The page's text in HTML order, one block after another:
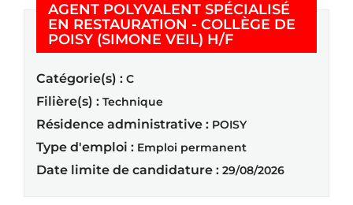
AGENT POLYVALENT SPÉCIALISÉ
EN RESTAURATION - COLLÈGE DE
POISY (SIMONE VEIL) H/F(Nouvelle
Catégorie(s) : C
Filière(s) : Technique
Résidence administrative : POISY
Type d'emploi : Emploi permanent
Date limite de candidature : 29/08/2026